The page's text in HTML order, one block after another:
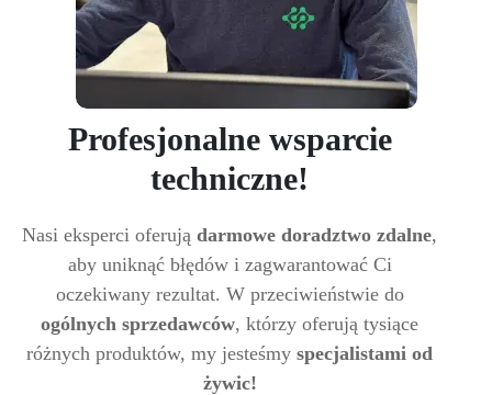
Profesjonalne wsparcie
techniczne!
Nasi eksperci oferują darmowe doradztwo zdalne,
aby uniknąć błędów i zagwarantować Ci
oczekiwany rezultat. W przeciwieństwie do
ogólnych sprzedawców, którzy oferują tysiące
różnych produktów, my jesteśmy specjalistami od
żywic!